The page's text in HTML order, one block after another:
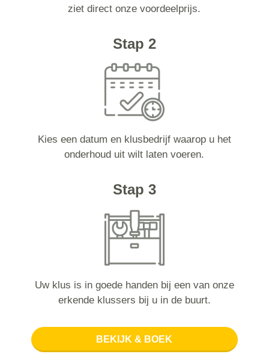
ziet direct onze voordeelprijs.
Stap 2
Kies een datum en klusbedrijf waarop u het
onderhoud uit wilt laten voeren.
Stap 3
Uw klus is in goede handen bij een van onze
erkende klussers bij u in de buurt.
BEKIJK & BOEK